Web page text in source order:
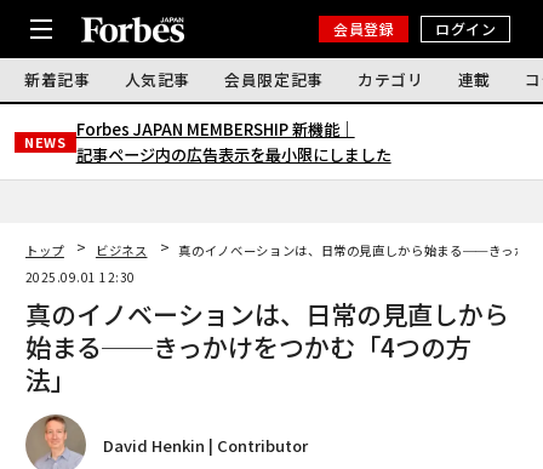
会員登録 ログイン
新着記事 人気記事 会員限定記事 カテゴリ 連載
NEWS
Forbes JAPAN MEMBERSHIP 新機能｜
記事ページ内の広告表示を最小限にしました
トップ ビジネス
真のイノベーションは、日常の見直しから始まる──きっか
2025.09.01 12:30
真のイノベーションは、日常の見直しから
始まる──きっかけをつかむ「4つの方
法」
David Henkin | Contributor